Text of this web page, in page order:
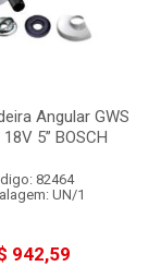
Angular GWS
5” BOSCH
82464
UN/1
942,59